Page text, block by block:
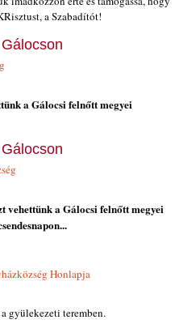
a Szabadítót!
a Gálocsi felnőtt megyei
vehettünk a Gálocsi felnőtt megyei
Honlapja
gyülekezeti teremben.